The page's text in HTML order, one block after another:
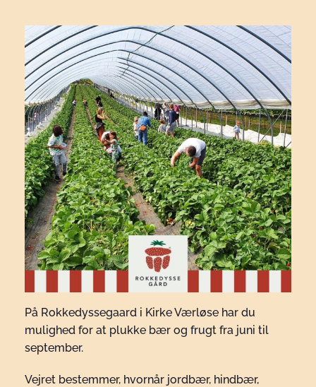
På Rokkedyssegaard i Kirke Værløse har du
mulighed for at plukke bær og frugt fra juni til
september.
Vejret bestemmer, hvornår jordbær, hindbær,